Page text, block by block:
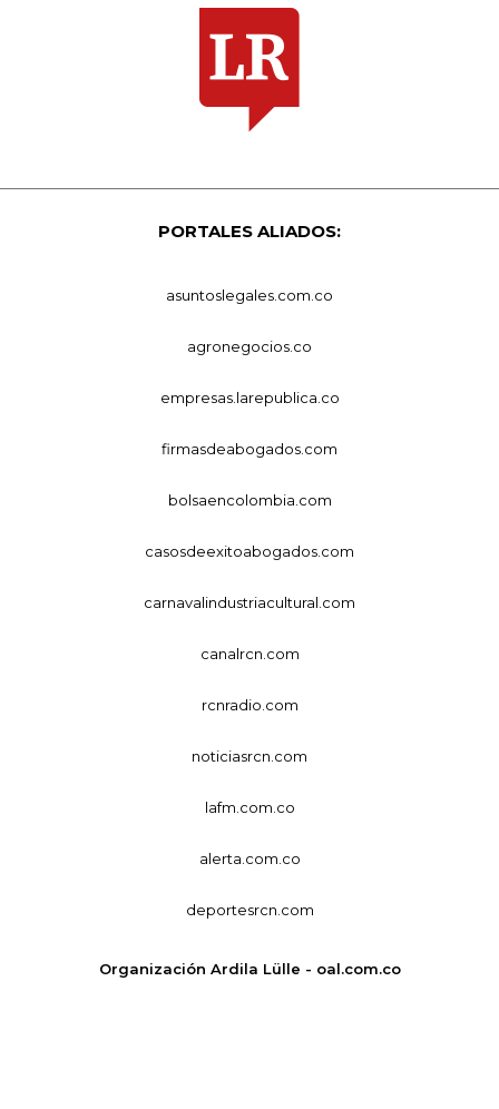
PORTALES ALIADOS:
asuntoslegales.com.co
agronegocios.co
empresas.larepublica.co
firmasdeabogados.com
bolsaencolombia.com
casosdeexitoabogados.com
carnavalindustriacultural.com
canalrcn.com
rcnradio.com
noticiasrcn.com
lafm.com.co
alerta.com.co
deportesrcn.com
Organización Ardila Lülle - oal.com.co